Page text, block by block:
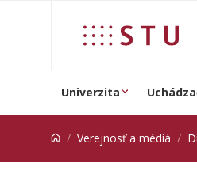
Univerzita
Verejnosť a médiá